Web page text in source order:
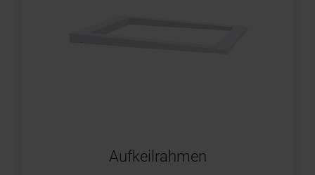
Aufkeilrahmen